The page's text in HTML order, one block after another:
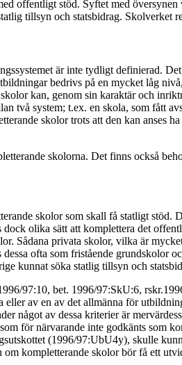
offentligt stöd. Syftet med
tillsyn och statsbidrag. Skolverket
är inte tydligt definierad.
bedrivs på en mycket låg
kan, genom sin karaktär och
två system; t.ex. en skola, som fått
skolor trots att den kan anses
skolorna. Det finns också
skolor som skall få statligt stöd.
olika sätt att komplettera det
Sådana privata skolor, vilka är
ofta som fristående grundskolor
kunnat söka statlig tillsyn och
97:10, bet. 1996/97:SkU:6,
av en av det allmänna för
något av dessa kriterier är
för närvarande inte godkänts som
(1996/97:UbU4y), skulle
kompletterande skolor bör få ett